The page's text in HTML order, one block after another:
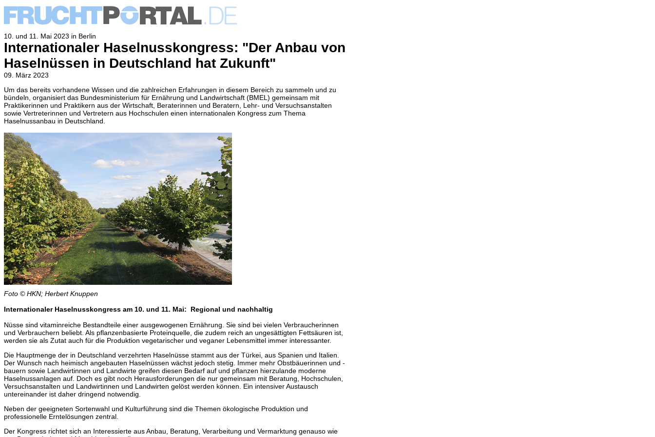
10. und 11. Mai 2023 in Berlin
Internationaler Haselnusskongress: "Der Anbau von
Haselnüssen in Deutschland hat Zukunft"
09. März 2023
Um das bereits vorhandene Wissen und die zahlreichen Erfahrungen in diesem Bereich zu sammeln und zu
bündeln, organisiert das Bundesministerium für Ernährung und Landwirtschaft (BMEL) gemeinsam mit
Praktikerinnen und Praktikern aus der Wirtschaft, Beraterinnen und Beratern, Lehr- und Versuchsanstalten
sowie Vertreterinnen und Vertretern aus Hochschulen einen internationalen Kongress zum Thema
Haselnussanbau in Deutschland.
Foto © HKN; Herbert Knuppen
Internationaler Haselnusskongress am 10. und 11. Mai: Regional und nachhaltig
Nüsse sind vitaminreiche Bestandteile einer ausgewogenen Ernährung. Sie sind bei vielen Verbraucherinnen
und Verbrauchern beliebt. Als pflanzenbasierte Proteinquelle, die zudem reich an ungesättigten Fettsäuren ist,
werden sie als Zutat auch für die Produktion vegetarischer und veganer Lebensmittel immer interessanter.
Die Hauptmenge der in Deutschland verzehrten Haselnüsse stammt aus der Türkei, aus Spanien und Italien.
Der Wunsch nach heimisch angebauten Haselnüssen wächst jedoch stetig. Immer mehr Obstbäuerinnen und -
bauern sowie Landwirtinnen und Landwirte greifen diesen Bedarf auf und pflanzen hierzulande moderne
Haselnussanlagen auf. Doch es gibt noch Herausforderungen die nur gemeinsam mit Beratung, Hochschulen,
Versuchsanstalten und Landwirtinnen und Landwirten gelöst werden können. Ein intensiver Austausch
untereinander ist daher dringend notwendig.
Neben der geeigneten Sortenwahl und Kulturführung sind die Themen ökologische Produktion und
professionelle Erntelösungen zentral.
Der Kongress richtet sich an Interessierte aus Anbau, Beratung, Verarbeitung und Vermarktung genauso wie